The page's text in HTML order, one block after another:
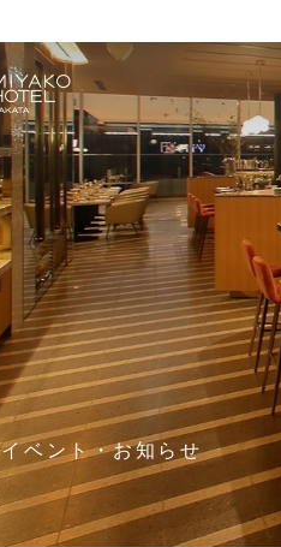
イベント・お知らせ